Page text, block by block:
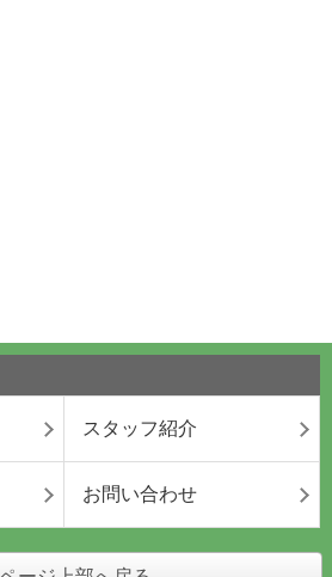
スタッフ紹介
お問い合わせ